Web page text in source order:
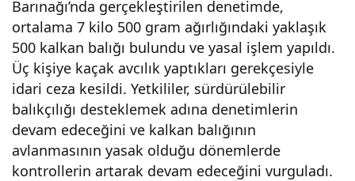
Barınağı’nda gerçekleştirilen denetimde,
ortalama 7 kilo 500 gram ağırlığındaki yaklaşık
500 kalkan balığı bulundu ve yasal işlem yapıldı.
Üç kişiye kaçak avcılık yaptıkları gerekçesiyle
idari ceza kesildi. Yetkililer, sürdürülebilir
balıkçılığı desteklemek adına denetimlerin
devam edeceğini ve kalkan balığının
avlanmasının yasak olduğu dönemlerde
kontrollerin artarak devam edeceğini vurguladı.
edil
di
ve
ele